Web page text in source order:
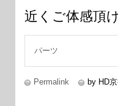
近くご体感頂
パーツ
Permalink by HD